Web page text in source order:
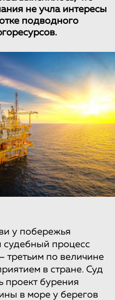
не учла интересы
подводного
у побережья
судебный процесс
третьим по величине
в стране. Суд
проект бурения
в море у берегов